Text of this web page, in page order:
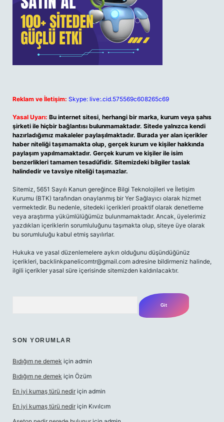
Reklam ve İletişim: Skype: live:.cid.575569c608265c69
Yasal Uyarı: Bu internet sitesi, herhangi bir marka, kurum veya şahıs
şirketi ile hiçbir bağlantısı bulunmamaktadır. Sitede yalnızca kendi
hazırladığımız makaleler paylaşılmaktadır. Burada yer alan içerikler
haber niteliği taşımamakta olup, gerçek kurum ve kişiler hakkında
paylaşım yapılmamaktadır. Gerçek kurum ve kişiler ile isim
benzerlikleri tamamen tesadüfidir. Sitemizdeki bilgiler taslak
halindedir ve tavsiye niteliği taşımazlar.
Sitemiz, 5651 Sayılı Kanun gereğince Bilgi Teknolojileri ve İletişim
Kurumu (BTK) tarafından onaylanmış bir Yer Sağlayıcı olarak hizmet
vermektedir. Bu nedenle, sitedeki içerikleri proaktif olarak denetleme
veya araştırma yükümlülüğümüz bulunmamaktadır. Ancak, üyelerimiz
yazdıkları içeriklerin sorumluluğunu taşımakta olup, siteye üye olarak
bu sorumluluğu kabul etmiş sayılırlar.
Hukuka ve yasal düzenlemelere aykırı olduğunu düşündüğünüz
içerikleri, backlinkpanelicomtr@gmail.com adresine bildirmeniz halinde,
ilgili içerikler yasal süre içerisinde sitemizden kaldırılacaktır.
SON YORUMLAR
Bıdığım ne demek için admin
Bıdığım ne demek için Özüm
En iyi kumaş türü nedir için admin
En iyi kumaş türü nedir için Kıvılcım